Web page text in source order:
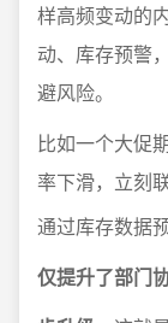
样高频变动的
动、库存预警
避风险。
比如一个大促
率下滑，立刻
通过库存数据
仅提升了部门